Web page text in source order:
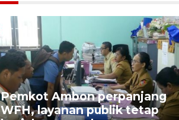
Pemkot Ambon perpanjang
WFH, layanan publik tetap